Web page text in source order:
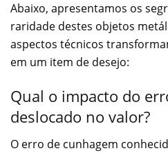
Abaixo, apresentamos os
raridade destes objetos
aspectos técnicos
em um item de desejo:
Qual o impacto do
deslocado no valor?
O erro de cunhagem